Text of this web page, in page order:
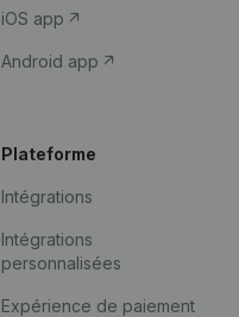
iOS app
Android app
Plateforme
Intégrations
Intégrations
personnalisées
Expérience de paiement